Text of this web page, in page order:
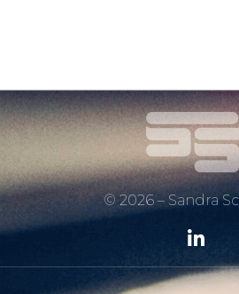
© 2026 – Sandra